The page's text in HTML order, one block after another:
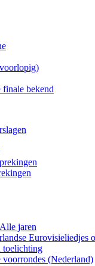
bekend
Alle jaren
Eurovisieliedjes
toelichting
voorrondes (Nederland)